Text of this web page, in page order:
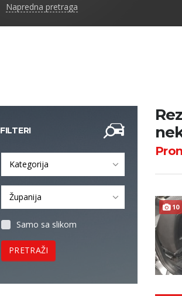
Napredna pretraga
FILTERI
Kategorija
Županija
Samo sa slikom
PRETRAŽI
10